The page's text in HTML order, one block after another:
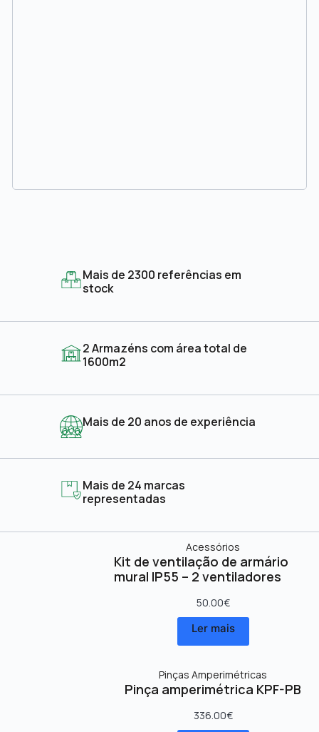
Mais de 2300 referências em
stock
2 Armazéns com área total de
1600m2
Mais de 20 anos de experiência
Mais de 24 marcas
representadas
Acessórios
Kit de ventilação de armário
mural IP55 – 2 ventiladores
50.00€
Ler mais
Pinças Amperimétricas
Pinça amperimétrica KPF-PB
336.00€